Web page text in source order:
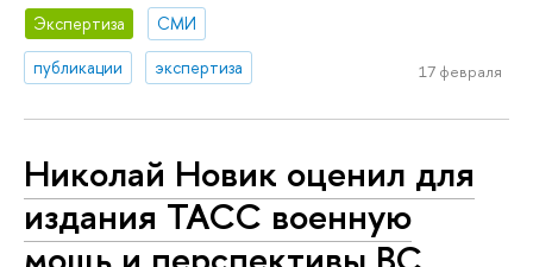
Экспертиза
СМИ
публикации
экспертиза 17 февраля
Николай Новик оценил для
издания ТАСС военную